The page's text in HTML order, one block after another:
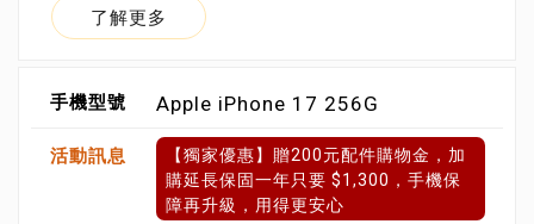
了解更多
Apple iPhone 17 256G
【獨家優惠】贈200元配件購物金，加
購延長保固一年只要 $1,300，手機保
障再升級，用得更安心